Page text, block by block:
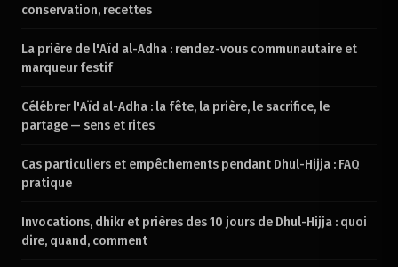
conservation, recettes
La prière de l'Aïd al-Adha : rendez-vous communautaire et
marqueur festif
Célébrer l'Aïd al-Adha : la fête, la prière, le sacrifice, le
partage — sens et rites
Cas particuliers et empêchements pendant Dhul-Hijja : FAQ
pratique
Invocations, dhikr et prières des 10 jours de Dhul-Hijja : quoi
dire, quand, comment